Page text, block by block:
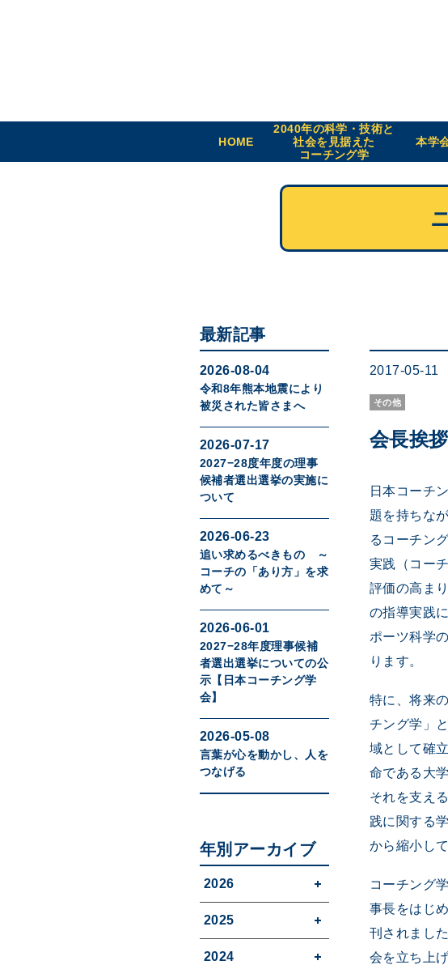
HOME
2040年の科学・技術と
社会を見据えた
コーチング学
本学
2017-05-11
その他
会長挨
日本コーチ
題を持ちな
るコーチン
実践（コー
評価の高ま
の指導実践
ポーツ科学
ります。
特に、将来
チング学」
域として確
命である大
それを支え
践に関する
から縮小し
コーチング
事長をはじ
刊されまし
会を立ち上
最新記事
2026-08-04
令和8年熊本地震により
被災された皆さまへ
2026-07-17
2027−28度年度の理事
候補者選出選挙の実施に
ついて
2026-06-23
追い求めるべきもの ～
コーチの「あり方」を求
めて～
2026-06-01
2027−28年度理事候補
者選出選挙についての公
示【日本コーチング学
会】
2026-05-08
言葉が心を動かし、人を
つなげる
年別アーカイブ
2026
2025
2024